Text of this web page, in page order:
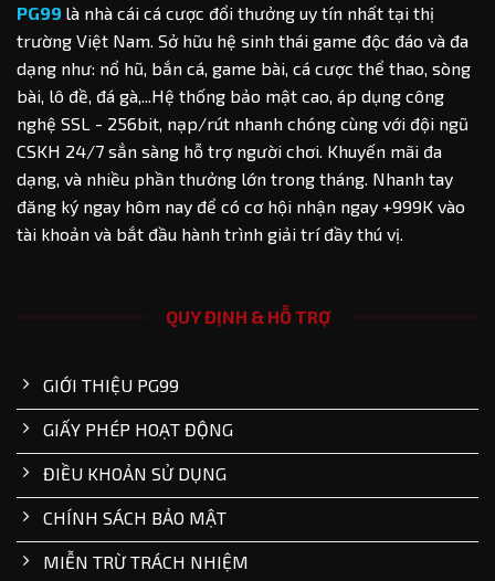
PG99 là nhà cái cá cược đổi thưởng uy tín nhất tại thị
trường Việt Nam. Sở hữu hệ sinh thái game độc đáo và đa
dạng như: nổ hũ, bắn cá, game bài, cá cược thể thao, sòng
bài, lô đề, đá gà,...Hệ thống bảo mật cao, áp dụng công
nghệ SSL - 256bit, nạp/rút nhanh chóng cùng với đội ngũ
CSKH 24/7 sẳn sàng hỗ trợ người chơi. Khuyến mãi đa
dạng, và nhiều phần thưởng lớn trong tháng. Nhanh tay
đăng ký ngay hôm nay để có cơ hội nhận ngay +999K vào
tài khoản và bắt đầu hành trình giải trí đầy thú vị.
QUY ĐỊNH & HỖ TRỢ
GIỚI THIỆU PG99
GIẤY PHÉP HOẠT ĐỘNG
ĐIỀU KHOẢN SỬ DỤNG
CHÍNH SÁCH BẢO MẬT
MIỄN TRỪ TRÁCH NHIỆM